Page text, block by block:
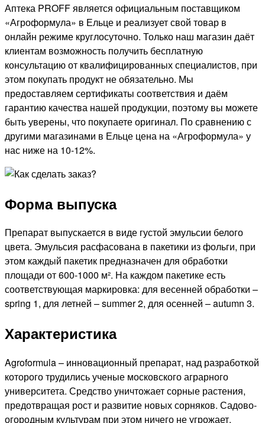
Аптека PROFF является официальным поставщиком
«Агроформула» в Ельце и реализует свой товар в
онлайн режиме круглосуточно. Только наш магазин даёт
клиентам возможность получить бесплатную
консультацию от квалифицированных специалистов, при
этом покупать продукт не обязательно. Мы
предоставляем сертификаты соответствия и даём
гарантию качества нашей продукции, поэтому вы можете
быть уверены, что покупаете оригинал. По сравнению с
другими магазинами в Ельце цена на «Агроформула» у
нас ниже на 10-12%.
Форма выпуска
Препарат выпускается в виде густой эмульсии белого
цвета. Эмульсия расфасована в пакетики из фольги, при
этом каждый пакетик предназначен для обработки
площади от 600-1000 м². На каждом пакетике есть
соответствующая маркировка: для весенней обработки –
spring 1, для летней – summer 2, для осенней – autumn 3.
Характеристика
Agroformula – инновационный препарат, над разработкой
которого трудились ученые московского аграрного
университета. Средство уничтожает сорные растения,
предотвращая рост и развитие новых сорняков. Садово-
огородным культурам при этом ничего не угрожает.